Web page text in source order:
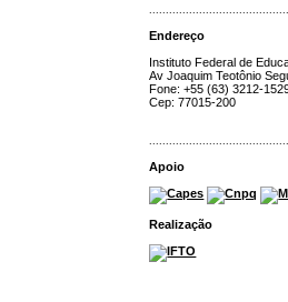
Endereço
Instituto Federal de
Av Joaquim Teotônio
Fone: +55 (63) 3212-
Cep: 77015-200
Apoio
Realização